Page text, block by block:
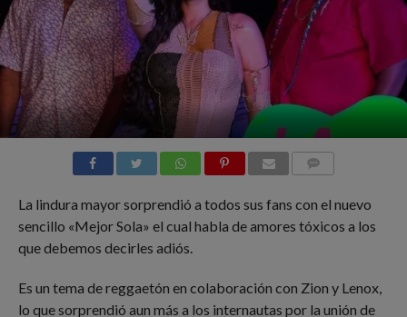
La lindura mayor sorprendió a todos sus fans con el nuevo
sencillo «Mejor Sola» el cual habla de amores tóxicos a los
que debemos decirles adiós.
Es un tema de reggaetón en colaboración con Zion y Lenox,
lo que sorprendió aun más a los internautas por la unión de